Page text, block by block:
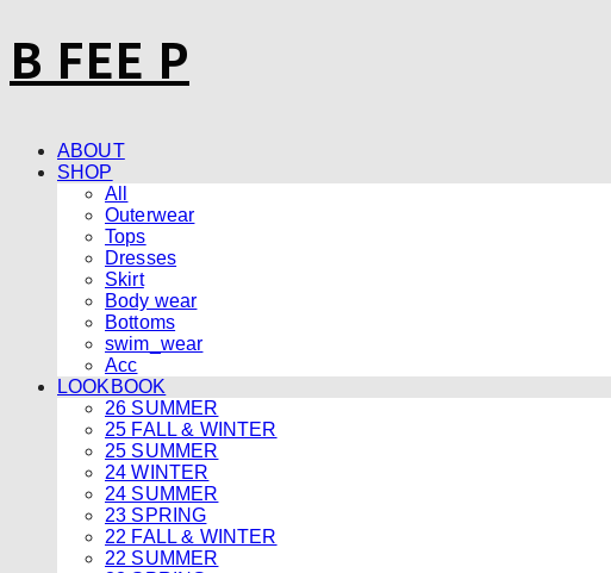
B FEE P
ABOUT
SHOP
All
Outerwear
Tops
Dresses
Skirt
Body wear
Bottoms
swim_wear
Acc
LOOKBOOK
26 SUMMER
25 FALL & WINTER
25 SUMMER
24 WINTER
24 SUMMER
23 SPRING
22 FALL & WINTER
22 SUMMER